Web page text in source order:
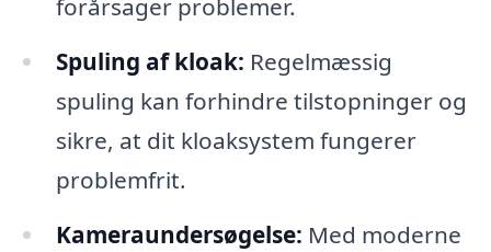
forårsager problemer.
Spuling af kloak: Regelmæssig
spuling kan forhindre tilstopninger og
sikre, at dit kloaksystem fungerer
problemfrit.
Kameraundersøgelse: Med moderne